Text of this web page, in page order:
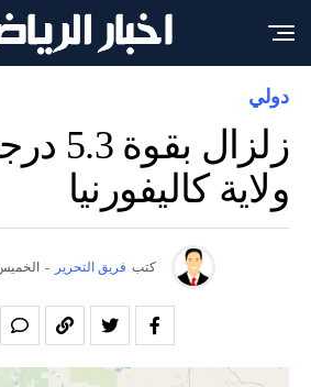
دولي
زلزال
ولاية كاليفورنيا
كتب فريق التحرير - الخميس 01 يناير